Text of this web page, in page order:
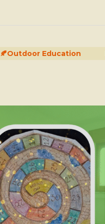
🍂Outdoor Education